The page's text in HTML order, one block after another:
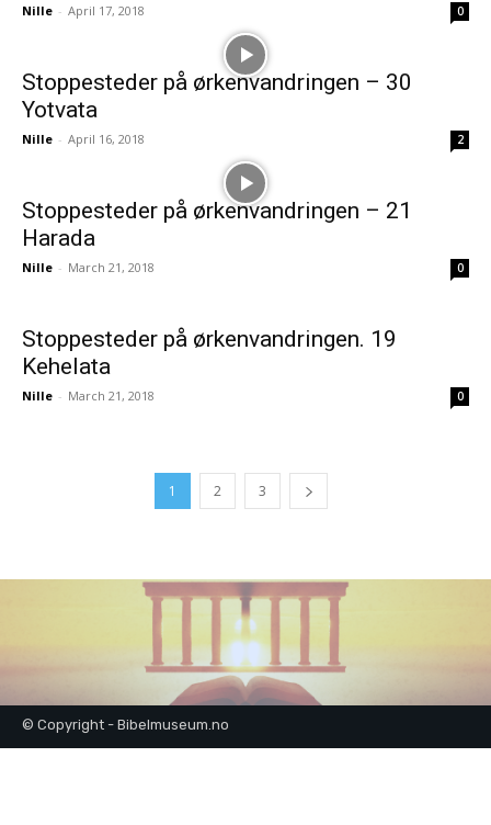
Nille - April 17, 2018 0
Stoppesteder på ørkenvandringen – 30
Yotvata
Nille - April 16, 2018 2
Stoppesteder på ørkenvandringen – 21
Harada
Nille - March 21, 2018 0
Stoppesteder på ørkenvandringen. 19
Kehelata
Nille - March 21, 2018 0
1 2 3
© Copyright - Bibelmuseum.no